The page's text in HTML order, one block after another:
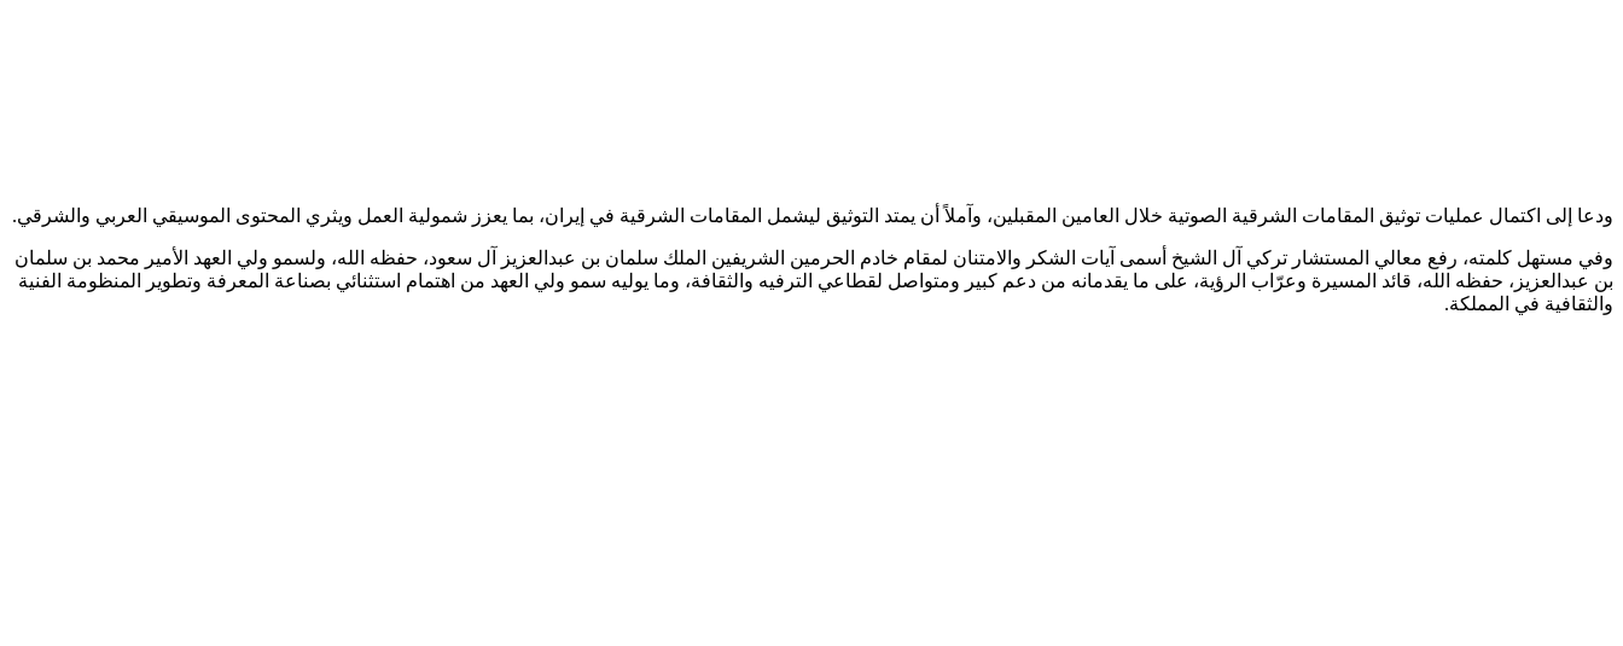
ودعا إلى اكتمال عمليات توثيق المقامات الشرقية الصوتية خلال العامين المقبلين، وآملاً أن يمتد التوثيق ليشمل المقامات الشرقية في إيران، بما يعزز شمولية العمل ويثري المحتوى الموسيقي العربي والشرقي.
وفي مستهل كلمته، رفع معالي المستشار تركي آل الشيخ أسمى آيات الشكر والامتنان لمقام خادم الحرمين الشريفين الملك سلمان بن عبدالعزيز آل سعود، حفظه الله، ولسمو ولي العهد الأمير محمد بن سلمان
بن عبدالعزيز، حفظه الله، قائد المسيرة وعرّاب الرؤية، على ما يقدمانه من دعم كبير ومتواصل لقطاعي الترفيه والثقافة، وما يوليه سمو ولي العهد من اهتمام استثنائي بصناعة المعرفة وتطوير المنظومة الفنية
والثقافية في المملكة.